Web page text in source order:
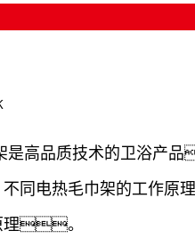
高品质技术的卫浴产
电热毛巾架的工作原
理。